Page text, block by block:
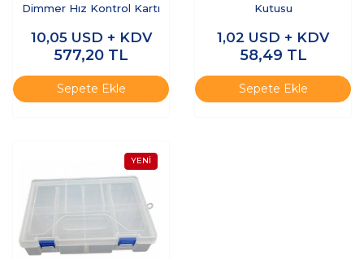
Dimmer Hız Kontrol Kartı
10,05 USD + KDV
577,20 TL
Sepete Ekle
Kutusu
1,02 USD + KDV
58,49 TL
Sepete Ekle